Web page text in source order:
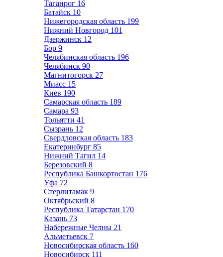
Таганрог 16
Батайск 10
Нижегородская область 199
Нижний Новгород 101
Дзержинск 12
Бор 9
Челябинская область 196
Челябинск 90
Магнитогорск 27
Миасс 15
Киев 190
Самарская область 189
Самара 93
Тольятти 41
Сызрань 12
Свердловская область 183
Екатеринбург 85
Нижний Тагил 14
Березовский 8
Республика Башкортостан 176
Уфа 72
Стерлитамак 9
Октябрьский 8
Республика Татарстан 170
Казань 73
Набережные Челны 21
Альметьевск 7
Новосибирская область 160
Новосибирск 111